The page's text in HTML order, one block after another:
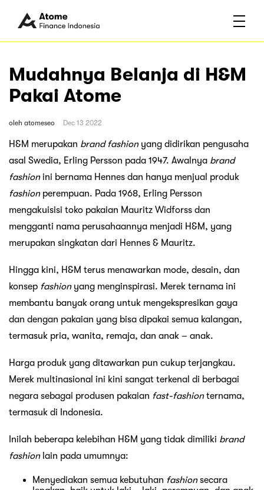
Mudahnya Belanja di H&M
Pakai Atome
oleh atomeseo Dec 13 2022
H&M merupakan brand fashionyang didirikan pengusaha
asal Swedia, Erling Persson pada 1947. Awalnya brand
fashionini bernama Hennes dan hanya menjual produk
fashionperempuan. Pada 1968, Erling Persson
mengakuisisi toko pakaian Mauritz Widforss dan
mengganti nama perusahaannya menjadi H&M, yang
merupakan singkatan dari Hennes & Mauritz.
Hingga kini, H&M terus menawarkan mode, desain, dan
konsep fashionyang menginspirasi. Merek ternama ini
membantu banyak orang untuk mengekspresikan gaya
dan dengan pakaian yang bisa dipakai semua kalangan,
termasuk pria, wanita, remaja, dan anak – anak.
Harga produk yang ditawarkan pun cukup terjangkau.
Merek multinasional ini kini sangat terkenal di berbagai
negara sebagai produsen pakaian fast-fashionternama,
termasuk di Indonesia.
Inilah beberapa kelebihan H&M yang tidak dimiliki brand
fashion lain pada umumnya:
Menyediakan semua kebutuhan fashionsecara